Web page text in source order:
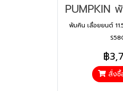
พัมคิน เลื่อยยนต์
฿
สั่งซื้